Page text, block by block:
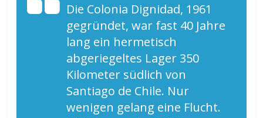
Die Colonia Dignidad, 1961
gegründet, war fast 40 Jahre
lang ein hermetisch
abgeriegeltes Lager 350
Kilometer südlich von
Santiago de Chile. Nur
wenigen gelang eine Flucht.